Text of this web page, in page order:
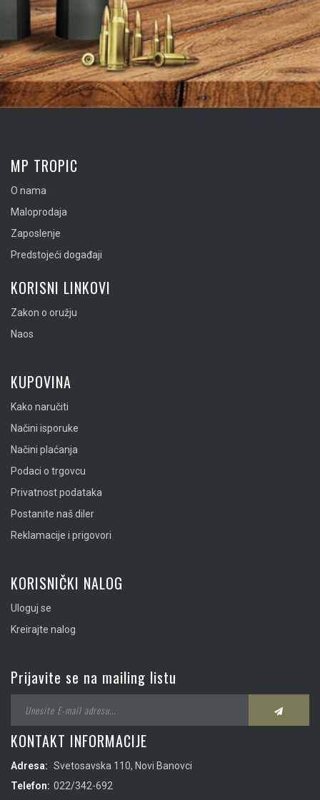
MP TROPIC
O nama
Maloprodaja
Zaposlenje
Predstojeći događaji
KORISNI LINKOVI
Zakon o oružju
Naos
KUPOVINA
Kako naručiti
Načini isporuke
Načini plaćanja
Podaci o trgovcu
Privatnost podataka
Postanite naš diler
Reklamacije i prigovori
KORISNIČKI NALOG
Uloguj se
Kreirajte nalog
Prijavite se na mailing listu
KONTAKT INFORMACIJE
Adresa: Svetosavska 110, Novi Banovci
Telefon: 022/342-692